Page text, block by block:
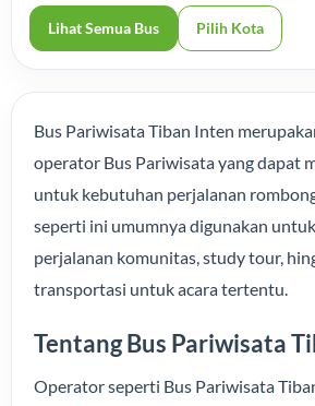
Lihat Semua Bus Pilih Kota
Bus Pariwisata Tiban Inten
operator Bus Pariwisata yang dapat
untuk kebutuhan perjalanan
seperti ini umumnya digunakan
perjalanan komunitas, study tour,
transportasi untuk acara tertentu.
Tentang Bus Pariwisata
Operator seperti Bus Pariwisata